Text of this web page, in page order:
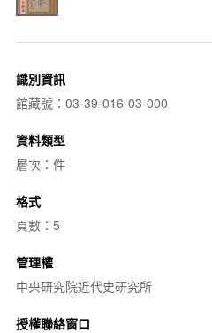
識別資訊
館藏號：03-39-016-03-000
資料類型
層次：件
格式
頁數：5
管理權
中央研究院近代史研究所
授權聯絡窗口